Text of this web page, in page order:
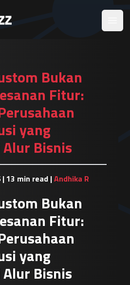
Bukan
Fitur:
yang
Bisnis
|13 min read |Andhika R
Bukan
Fitur:
yang
Bisnis